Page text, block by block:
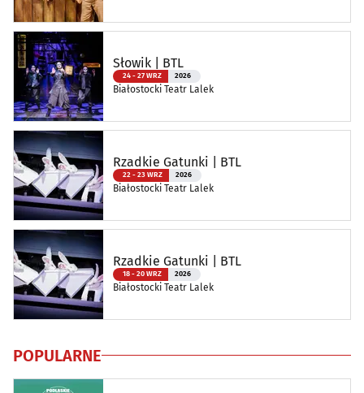
Słowik | BTL
24 - 27 WRZ 2026
Białostocki Teatr Lalek
Rzadkie Gatunki | BTL
22 - 23 WRZ 2026
Białostocki Teatr Lalek
Rzadkie Gatunki | BTL
18 - 20 WRZ 2026
Białostocki Teatr Lalek
POPULARNE